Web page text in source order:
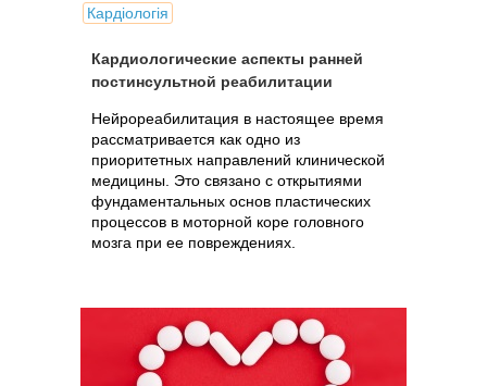
Кардіологія
Кардиологические аспекты ранней
постинсультной реабилитации
Нейрореабилитация в настоящее время
рассматривается как одно из
приоритетных направлений клинической
медицины. Это связано с открытиями
фундаментальных основ пластических
процессов в моторной коре головного
мозга при ее повреждениях.